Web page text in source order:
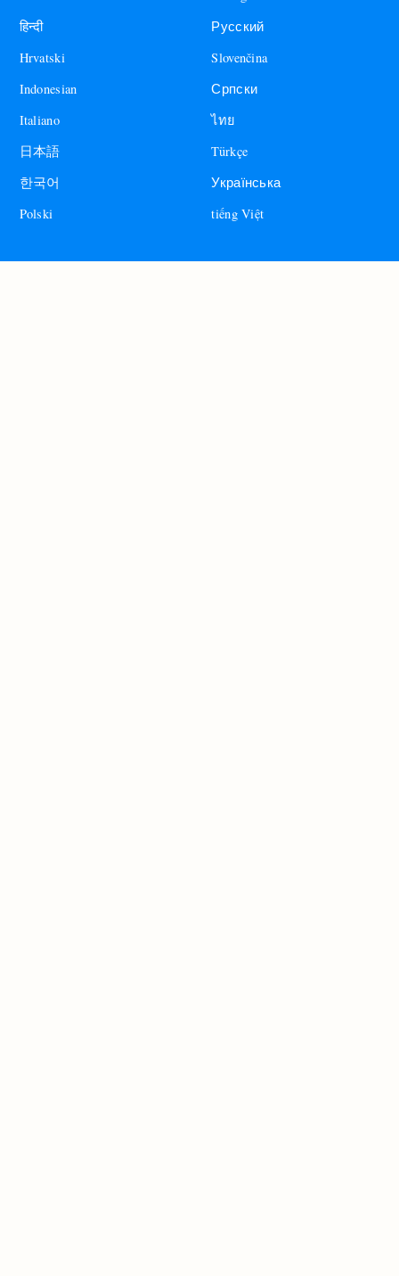
हिन्दी
Hrvatski
Indonesian
Italiano
日本語
한국어
Polski
Русский
Slovenčina
Српски
ไทย
Türkçe
Українська
tiếng Việt